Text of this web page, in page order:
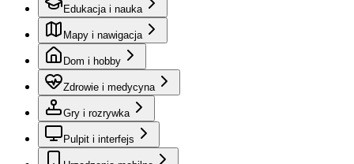
Edukacja i nauka
Mapy i nawigacja
Dom i hobby
Zdrowie i medycyna
Gry i rozrywka
Pulpit i interfejs